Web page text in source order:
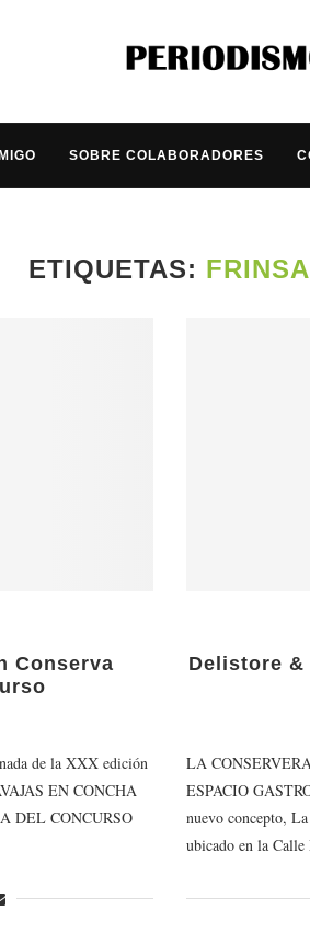
SOBRE COLABORADORES
ETIQUETAS: FRINSA
Conserva
de la XXX edición
EN CONCHA
DEL CONCURSO
Delistore &
LA
ESPACIO
nuevo concepto,
ubicado en la